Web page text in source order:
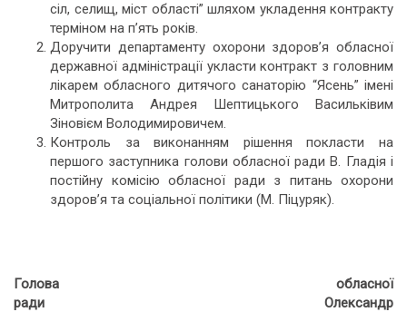
сіл, селищ, міст області” шляхом укладення контракту
терміном на п’ять років.
Доручити департаменту охорони здоров’я обласної
державної адміністрації укласти контракт з головним
лікарем обласного дитячого санаторію “Ясень” імені
Митрополита Андрея Шептицького Васильківим
Зіновієм Володимировичем.
Контроль за виконанням рішення покласти на
першого заступника голови обласної ради В. Гладія і
постійну комісію обласної ради з питань охорони
здоров’я та соціальної політики (М. Піцуряк).
Голова обласної
ради Олександр